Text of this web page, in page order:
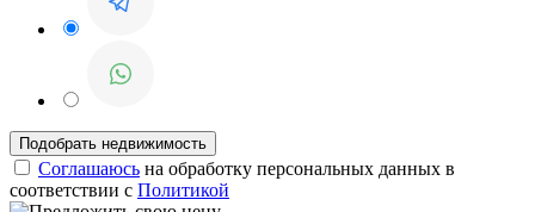
Соглашаюсь на обработку персональных данных в
соответствии с Политикой